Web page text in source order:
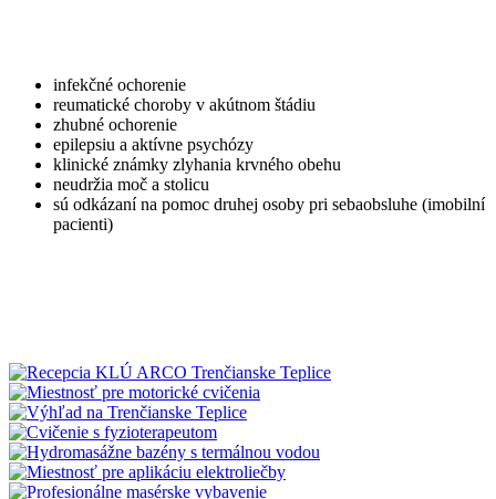
infekčné ochorenie
reumatické choroby v akútnom štádiu
zhubné ochorenie
epilepsiu a aktívne psychózy
klinické známky zlyhania krvného obehu
neudržia moč a stolicu
sú odkázaní na pomoc druhej osoby pri sebaobsluhe (imobilní
pacienti)